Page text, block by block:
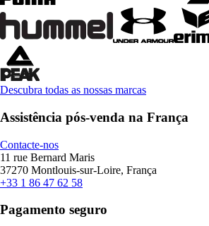
Descubra todas as nossas marcas
Assistência pós-venda na França
Contacte-nos
11 rue Bernard Maris
37270 Montlouis-sur-Loire, França
+33 1 86 47 62 58
Pagamento seguro